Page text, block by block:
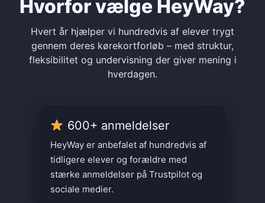
Hvorfor vælge HeyWay?
Hvert år hjælper vi hundredvis af elever trygt
gennem deres kørekortforløb – med struktur,
fleksibilitet og undervisning der giver mening i
hverdagen.
600+ anmeldelser
HeyWay er anbefalet af hundredvis af
tidligere elever og forældre med
stærke anmeldelser på Trustpilot og
sociale medier.